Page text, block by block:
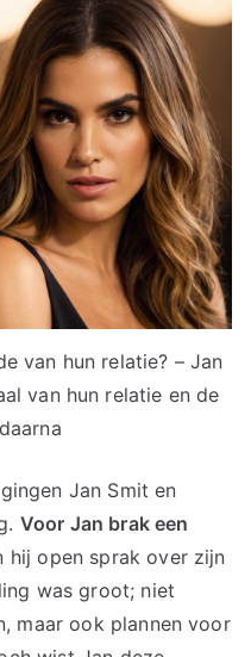
van hun relatie? – Jan
van hun relatie en de
Jan Smit en
Voor Jan brak een
hij open sprak over zijn
was groot; niet
maar ook plannen voor